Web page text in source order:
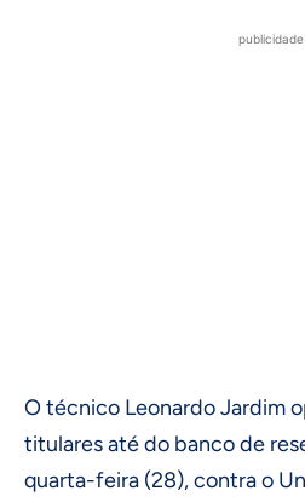
publicidade
O técnico Leonardo Jardim
titulares até do banco de
quarta-feira (28), contra o